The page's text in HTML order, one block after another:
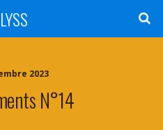
2023
N°14